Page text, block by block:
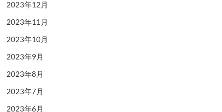
2023年12月
2023年11月
2023年10月
2023年9月
2023年8月
2023年7月
2023年6月